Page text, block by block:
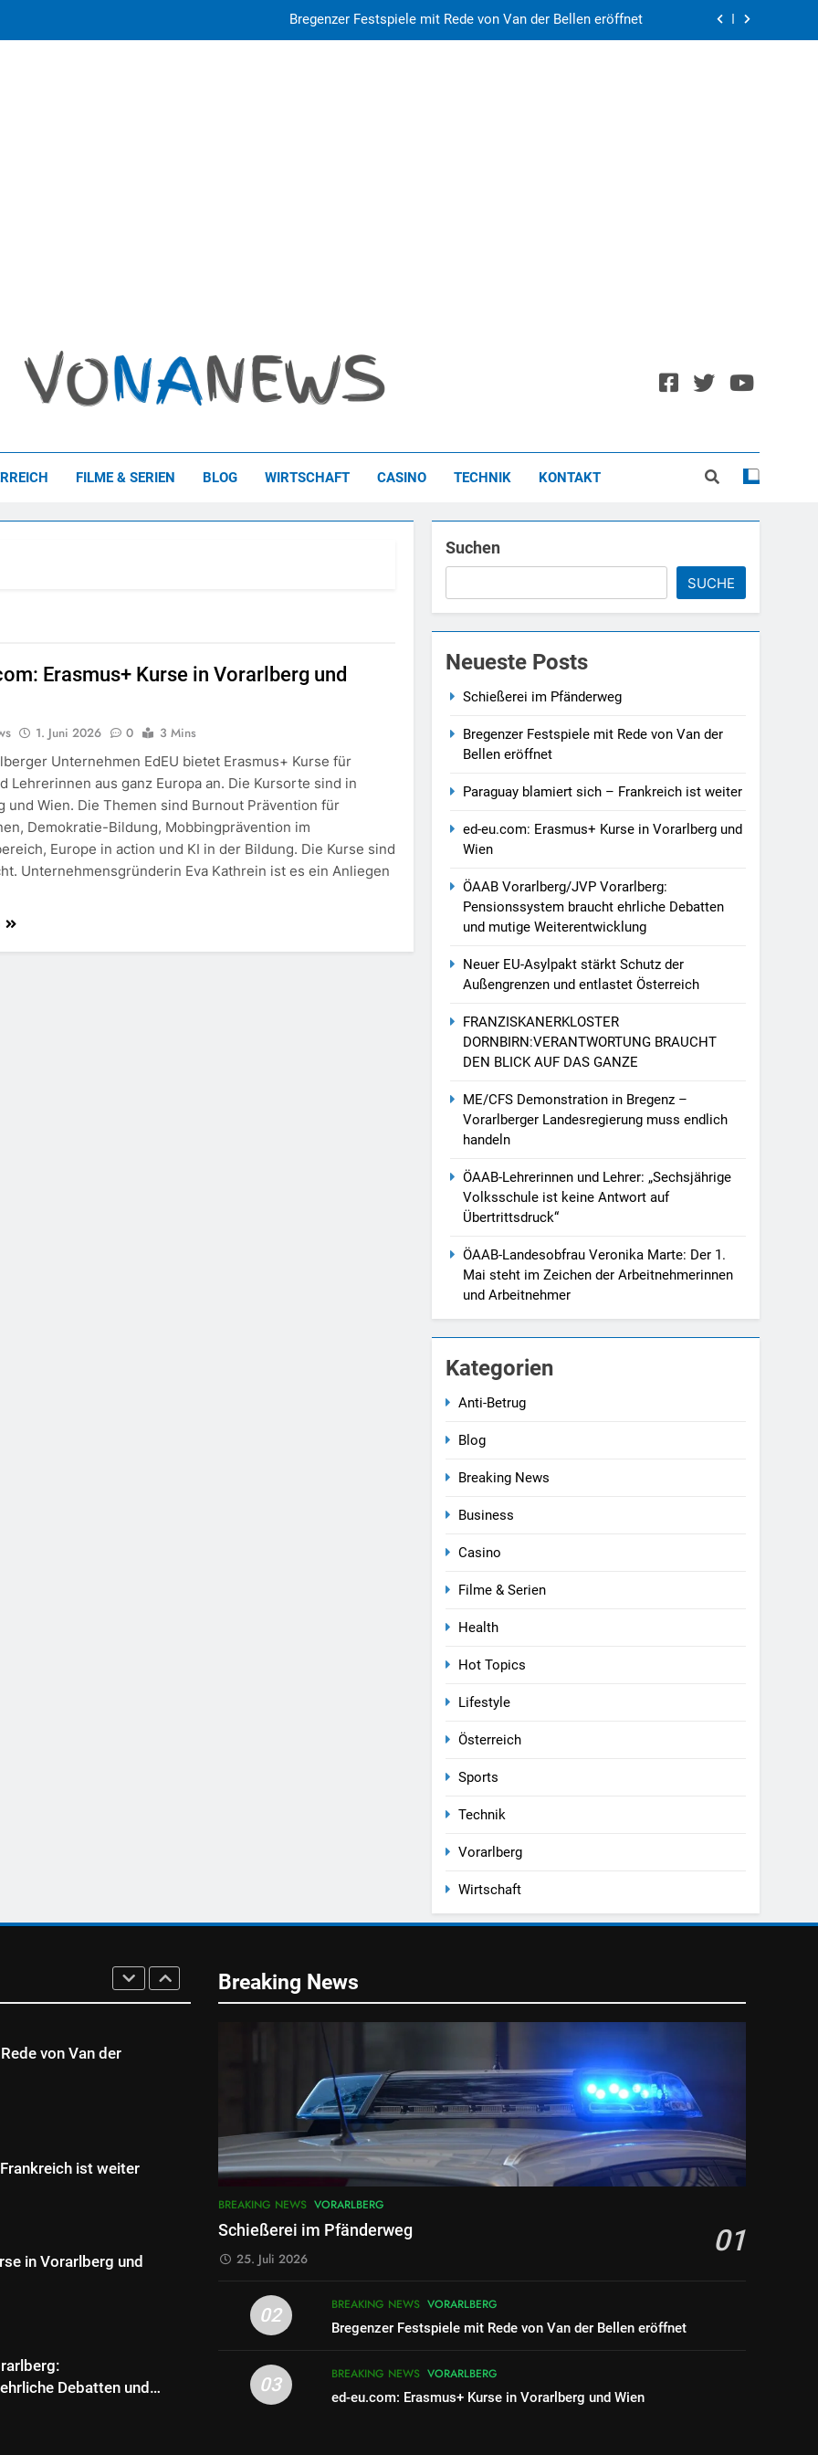
Bregenzer Festspiele mit Rede von Van der Bellen eröffnet
FILME & SERIEN BLOG WIRTSCHAFT CASINO TECHNIK KONTAKT
Erasmus+ Kurse in Vorarlberg und
1. Juni 2026 0
3 Mins
Unternehmen EdEU bietet Erasmus+ Kurse für
Lehrerinnen aus ganz Europa an. Die Kursorte sind in
und Wien. Die Themen sind Burnout Prävention für
Demokratie-Bildung, Mobbingprävention im
Europe in action und KI in der Bildung. Die Kurse sind
Unternehmensgründerin Eva Kathrein ist es ein Anliegen
Suchen
SUCHE
Neueste Posts
Schießerei im Pfänderweg
Bregenzer Festspiele mit Rede von Van der
Bellen eröffnet
Paraguay blamiert sich – Frankreich ist weiter
ed-eu.com: Erasmus+ Kurse in Vorarlberg und
Wien
ÖAAB Vorarlberg/JVP Vorarlberg:
Pensionssystem braucht ehrliche Debatten
und mutige Weiterentwicklung
Neuer EU-Asylpakt stärkt Schutz der
Außengrenzen und entlastet Österreich
FRANZISKANERKLOSTER
DORNBIRN:VERANTWORTUNG BRAUCHT
DEN BLICK AUF DAS GANZE
ME/CFS Demonstration in Bregenz –
Vorarlberger Landesregierung muss endlich
handeln
ÖAAB-Lehrerinnen und Lehrer: „Sechsjährige
Volksschule ist keine Antwort auf
Übertrittsdruck“
ÖAAB-Landesobfrau Veronika Marte: Der 1.
Mai steht im Zeichen der Arbeitnehmerinnen
und Arbeitnehmer
Kategorien
Anti-Betrug
Blog
Breaking News
Business
Casino
Filme & Serien
Health
Hot Topics
Lifestyle
Österreich
Sports
Technik
Vorarlberg
Wirtschaft
von Van der
ist weiter
in Vorarlberg und
Debatten und
Breaking News
BREAKING NEWS VORARLBERG
Schießerei im Pfänderweg 01
25. Juli 2026
02 BREAKING NEWS VORARLBERG
Bregenzer Festspiele mit Rede von Van der Bellen eröffnet
03 BREAKING NEWS VORARLBERG
ed-eu.com: Erasmus+ Kurse in Vorarlberg und Wien